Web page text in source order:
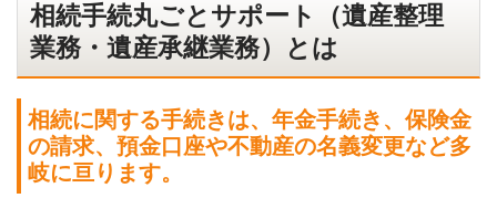
相続手続丸ごとサポート（遺産整理
業務・遺産承継業務）とは
相続に関する手続きは、年金手続き、保険金
の請求、預金口座や不動産の名義変更など多
岐に亘ります。